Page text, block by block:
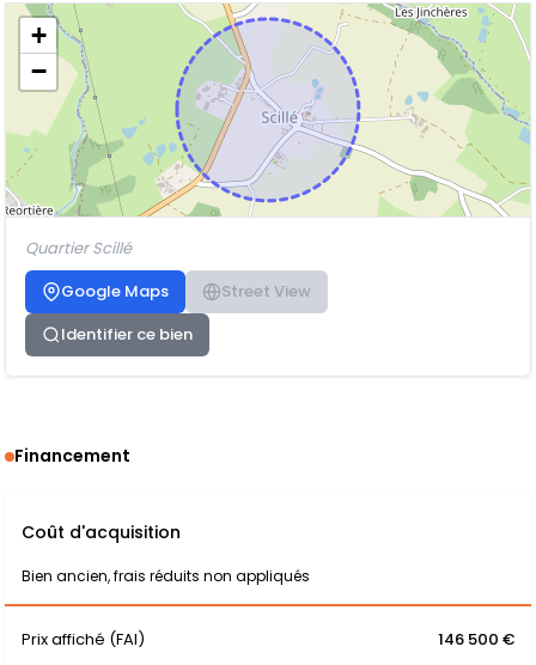
+
−
Quartier Scillé
Google Maps
Street View
Identifier ce bien
Financement
Coût d'acquisition
Bien ancien, frais réduits non appliqués
Prix affiché (FAI) 146 500 €